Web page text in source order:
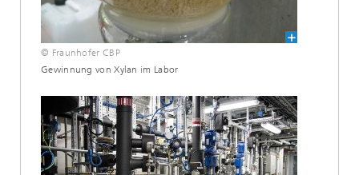
© Fraunhofer CBP
Gewinnung von Xylan im Labor